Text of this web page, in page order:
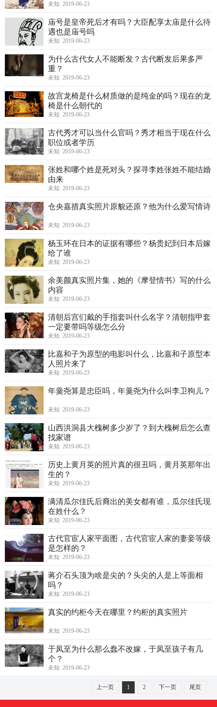
未知 2019-06-23
庙号是皇帝死后才有吗？大臣配享太庙是什么待
遇也是庙号吗
未知 2019-06-23
为什么古代女人不能断发？古代断发后果多严
重？
未知 2019-06-23
故宫龙椅是什么材质做的是纯金的吗？现在的龙
椅是什么朝代的
未知 2019-06-23
古代秀才可以当什么官吗？秀才相当于现在什么
职位或者学历
未知 2019-06-23
张姓和哪个姓是死对头？探寻李姓张姓不能结婚
由来
未知 2019-06-23
仓央嘉措真实照片原貌还原？他为什么爱写情诗
未知 2019-06-23
杨玉环在日本的证据有哪些？杨贵妃到日本后嫁
给了谁
未知 2019-06-23
余美颜真实照片集，她的《摩登情书》写的什么
内容
未知 2019-06-23
清朝后宫们戴的手指套叫什么名字？清朝指甲套
一定要带吗等级怎么分
未知 2019-06-23
比嘉和子为原型的电影叫什么，比嘉和子原型本
人照片来了
未知 2019-06-23
年羹尧算是忠臣吗，年羹尧为什么叫李卫狗儿？
未知 2019-06-23
山西洪洞县大槐树多少岁了？到大槐树后怎么查
找家谱
未知 2019-06-23
历史上黄月英的照片真的很丑吗，黄月英那年出
生的？
未知 2019-06-23
满清瓜尔佳氏后裔出的美女都有谁，瓜尔佳氏现
在姓什么？
未知 2019-06-23
古代官宦人家平面图，古代官宦人家的妻妾等级
是怎样的？
未知 2019-06-23
蒋介石头顶为啥是尖的？头尖的人是上等面相
吗？
未知 2019-06-23
真实的约柜今天在哪里？约柜的真实照片
未知 2019-06-23
于凤至为什么那么蠢不改嫁，于凤至孩子有几
个？
未知 2019-06-23
上一页 1 2 下一页 尾页